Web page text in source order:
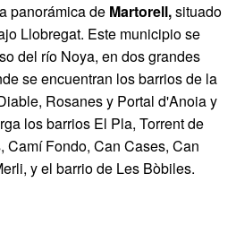
panorámica de Martorell,situado
Llobregat. Este municipio se
del río Noya, en dos grandes
se encuentran los barrios de la
Rosanes y Portal d'Anoia y
los barrios El Pla, Torrent de
Camí Fondo, Can Cases, Can
y el barrio de Les Bòbiles.